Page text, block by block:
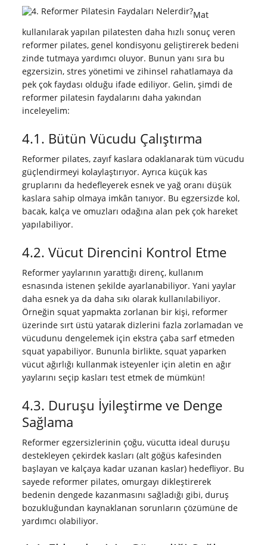
Mat
kullanılarak yapılan pilatesten daha hızlı sonuç veren
reformer pilates, genel kondisyonu geliştirerek bedeni
zinde tutmaya yardımcı oluyor. Bunun yanı sıra bu
egzersizin, stres yönetimi ve zihinsel rahatlamaya da
pek çok faydası olduğu ifade ediliyor. Gelin, şimdi de
reformer pilatesin faydalarını daha yakından
inceleyelim:
4.1. Bütün Vücudu Çalıştırma
Reformer pilates, zayıf kaslara odaklanarak tüm vücudu
güçlendirmeyi kolaylaştırıyor. Ayrıca küçük kas
gruplarını da hedefleyerek esnek ve yağ oranı düşük
kaslara sahip olmaya imkân tanıyor. Bu egzersizde kol,
bacak, kalça ve omuzları odağına alan pek çok hareket
yapılabiliyor.
4.2. Vücut Direncini Kontrol Etme
Reformer yaylarının yarattığı direnç, kullanım
esnasında istenen şekilde ayarlanabiliyor. Yani yaylar
daha esnek ya da daha sıkı olarak kullanılabiliyor.
Örneğin squat yapmakta zorlanan bir kişi, reformer
üzerinde sırt üstü yatarak dizlerini fazla zorlamadan ve
vücudunu dengelemek için ekstra çaba sarf etmeden
squat yapabiliyor. Bununla birlikte, squat yaparken
vücut ağırlığı kullanmak isteyenler için aletin en ağır
yaylarını seçip kasları test etmek de mümkün!
4.3. Duruşu İyileştirme ve Denge
Sağlama
Reformer egzersizlerinin çoğu, vücutta ideal duruşu
destekleyen çekirdek kasları (alt göğüs kafesinden
başlayan ve kalçaya kadar uzanan kaslar) hedefliyor. Bu
sayede reformer pilates, omurgayı dikleştirerek
bedenin dengede kazanmasını sağladığı gibi, duruş
bozukluğundan kaynaklanan sorunların çözümüne de
yardımcı olabiliyor.